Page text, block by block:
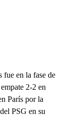
fue en la fase de
2-2 en
París por la
PSG en su